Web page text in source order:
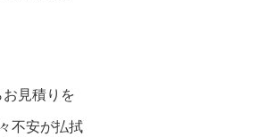
見積りを
不安が払拭